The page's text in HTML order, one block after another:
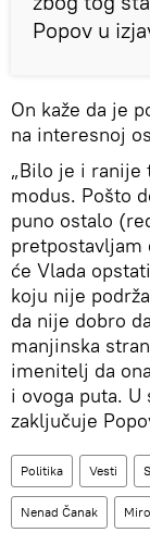
Popov u
On kaže da je
na interesnoj
„Bilo je i ranije
modus. Pošto
puno ostalo
pretpostavljam
će Vlada
koju nije
da nije dobro
manjinska
imenitelj da
i ovoga puta.
zaključuje
Politika Vesti
Nenad Čanak